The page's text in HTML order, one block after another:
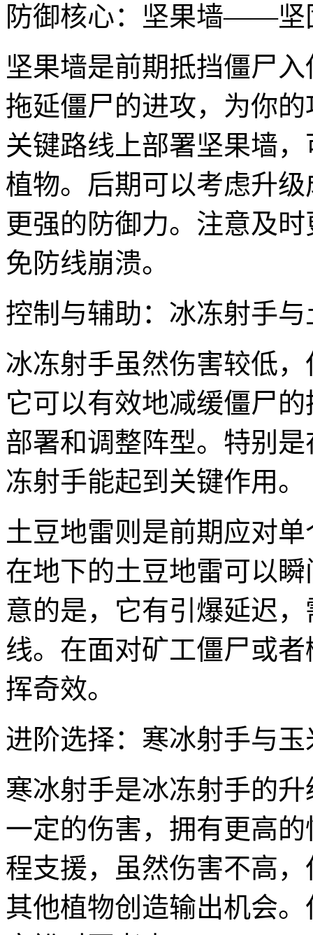
防御核心：坚果墙——坚
坚果墙是前期抵挡僵尸
拖延僵尸的进攻，为你
关键路线上部署坚果墙
植物。后期可以考虑升
更强的防御力。注意及
免防线崩溃。
控制与辅助：冰冻射手
冰冻射手虽然伤害较低
它可以有效地减缓僵尸
部署和调整阵型。特别
冻射手能起到关键作用。
土豆地雷则是前期应对
在地下的土豆地雷可以
意的是，它有引爆延迟
线。在面对矿工僵尸或
挥奇效。
进阶选择：寒冰射手与
寒冰射手是冰冻射手的
一定的伤害，拥有更高
程支援，虽然伤害不高
其他植物创造输出机会